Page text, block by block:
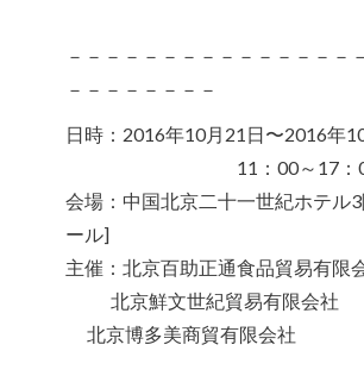
－－－－－－－－－－－－－－－
－－－－－－－－
日時：2016年10月21日〜2016年
11：00～17：
会場：中国北京二十一世紀ホテル
ール]
主催：北京百助正通食品貿易有限
北京鮮文世紀貿易有限会社
北京博多美商貿有限会社